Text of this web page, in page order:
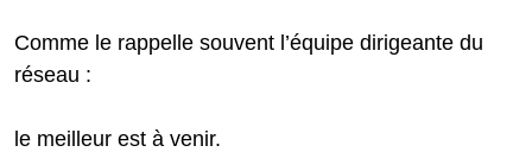
Comme le rappelle souvent l’équipe dirigeante du
réseau :
le meilleur est à venir.